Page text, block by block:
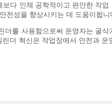
다 인체 공학적이고 편안한 작
전성을 향상시키는 데 도움이됩니
를 사용함으로써 운영자는 굴삭
더 혁신은 작업장에서 안전과 운